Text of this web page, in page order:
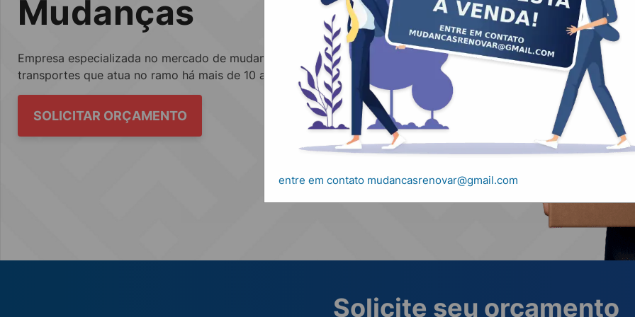
Mudanças
Empresa especializada no mercado de mudanças, fretes, carretos e
transportes que atua no ramo há mais de 10 anos.
SOLICITAR ORÇAMENTO
Solicite seu orçamento
entre em contato mudancasrenovar@gmail.com